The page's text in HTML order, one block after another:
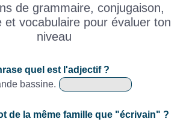
de grammaire, conjugaison,
et vocabulaire pour évaluer ton
niveau
quel est l'adjectif ?
bassine.
de la même famille que "écrivain" ?